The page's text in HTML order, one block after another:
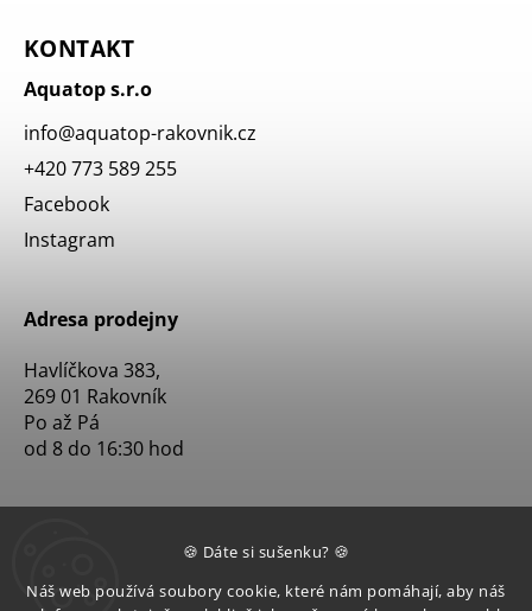
🍪 Dáte si sušenku? 🍪
Náš web používá soubory cookie, které nám pomáhají, aby náš
KONTAKT
Aquatop s.r.o
info@aquatop-rakovnik.cz
+420 773 589 255
Facebook
Instagram
Adresa prodejny
Havlíčkova 383,
269 01 Rakovník
Po až Pá
od 8 do 16:30 hod